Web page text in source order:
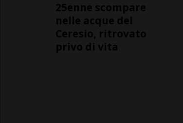
25enne scompare
nelle acque del
Ceresio, ritrovato
privo di vita